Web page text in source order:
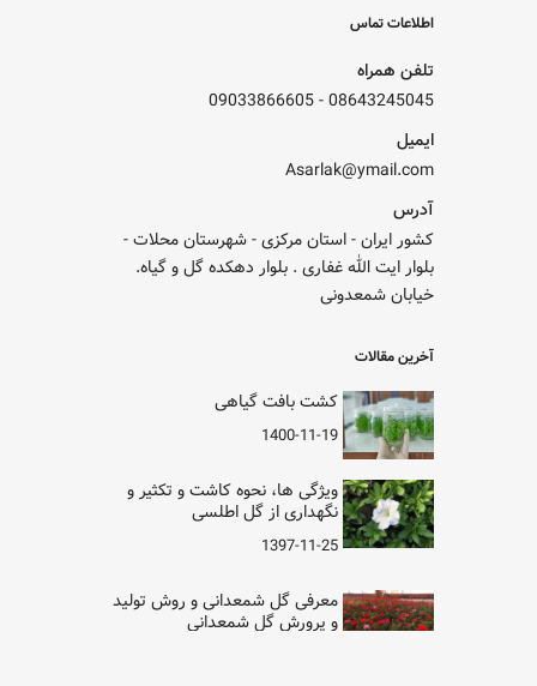
اطلاعات تماس
تلفن همراه
08643245045
-
09033866605
ایمیل
Asarlak@ymail.com
آدرس
کشور ایران - استان مرکزی - شهرستان محلات -
بلوار ایت الله غفاری . بلوار دهکده گل و گیاه.
خیابان شمعدونی
آخرین مقالات
کشت بافت گیاهی
1400-11-19
ویژگی ها، نحوه کاشت و تکثیر و
نگهداری از گل اطلسی
1397-11-25
معرفی گل شمعدانی و روش تولید
و پرورش گل شمعدانی